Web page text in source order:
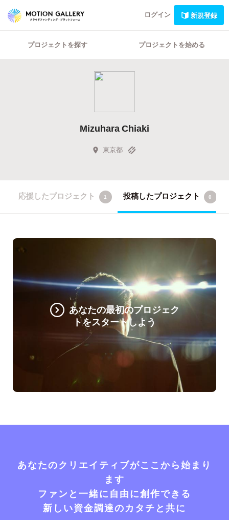
ログイン 新規登録
プロジェクトを探す プロジェクトを始める
Mizuhara Chiaki
東京都
応援したプロジェクト 1 投稿したプロジェクト 0
あなたの最初のプロジェク
トをスタートしよう
あなたのクリエイティブがここから始まり
ます
ファンと一緒に自由に創作できる
新しい資金調達のカタチと共に